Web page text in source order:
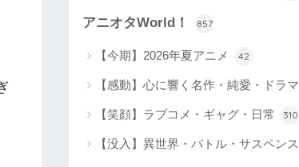
アニオタWorld！ 857
【今期】2026年夏アニメ 42
【感動】心に響く名作・純愛・ドラマ
【笑顔】ラブコメ・ギャグ・日常 310
【没入】異世界・バトル・サスペンス